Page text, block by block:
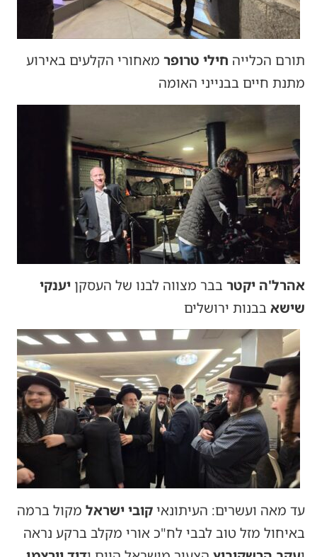
תורם הכלייה חילי טרופר מאחורי הקלעים באירוע
מתנת חיים בבנייני האומה
אהרל'ה יקטר בבר מצווה לבנו של העסקן יענקי
שישא בבנות ירושלים
עד מאה ועשרים: העיתונאיקובי ישראל מקול ברמה
באיחול מזל טוב לבבי לח"כ אורי מקלב ברקע נראה